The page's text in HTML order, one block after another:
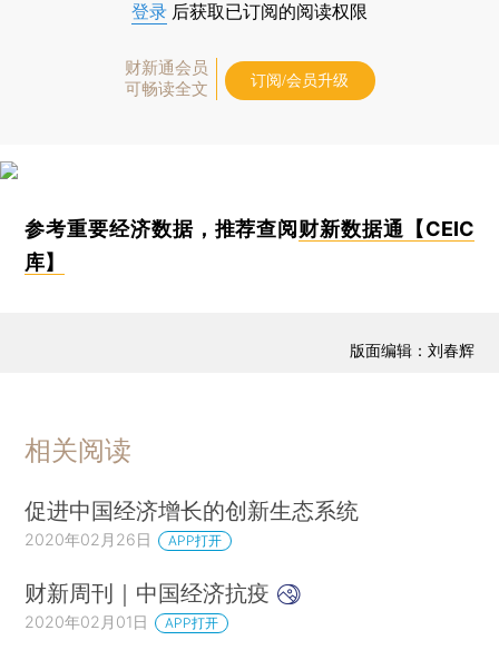
登录 后获取已订阅的阅读权限
财新通会员
可畅读全文
订阅/会员升级
参考重要经济数据，推荐查阅 财新数据通【CEIC
库】
版面编辑：刘春辉
相关阅读
促进中国经济增长的创新生态系统
2020年02月26日 APP打开
财新周刊｜中国经济抗疫
2020年02月01日 APP打开